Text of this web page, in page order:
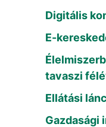
Digitális
E-
tavaszi
Ellátási
Gazdasági